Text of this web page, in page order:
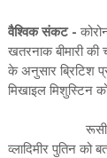
वैश्विक संकट -
खतरनाक बीमारी
के अनुसार ब्रिटिश
मिखाइल मिशुस्टिन
रूसी
व्लादिमीर पुतिन को